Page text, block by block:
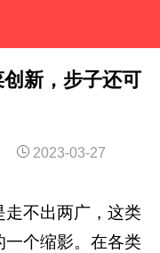
新，步子还可
2023-03-27
走不出两广，这类
一个缩影。在各类